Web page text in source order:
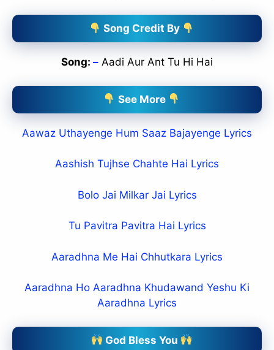
Song Credit By
Song: – Aadi Aur Ant Tu Hi Hai
See More
Aawaz Uthayenge Hum Saaz Bajayenge Lyrics
Aashish Tujhse Chahte Hai Lyrics
Bolo Jai Milkar Jai Lyrics
Tu Pavitra Pavitra Hai Lyrics
Aaradhna Me Hai Chhutkara Lyrics
Aaradhna Ho Aaradhna Khudawand Yeshu Ki
Aaradhna Lyrics
God Bless You